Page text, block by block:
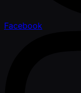
Facebook